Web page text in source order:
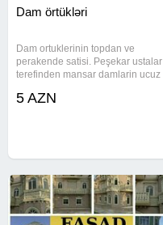
Dam örtükləri
Dam ortuklerinin topdan ve
perakende satisi. Peşekar ustalar
terefinden mansar damlarin ucuz
esasi ise teklif olunan dam
5 AZN